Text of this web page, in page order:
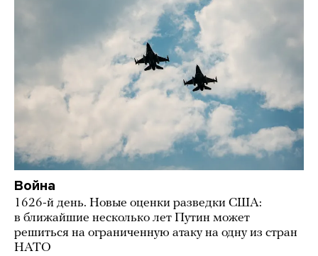
Война
1626-й день. Новые оценки разведки США:
в ближайшие несколько лет Путин может
решиться на ограниченную атаку на одну из стран
НАТО